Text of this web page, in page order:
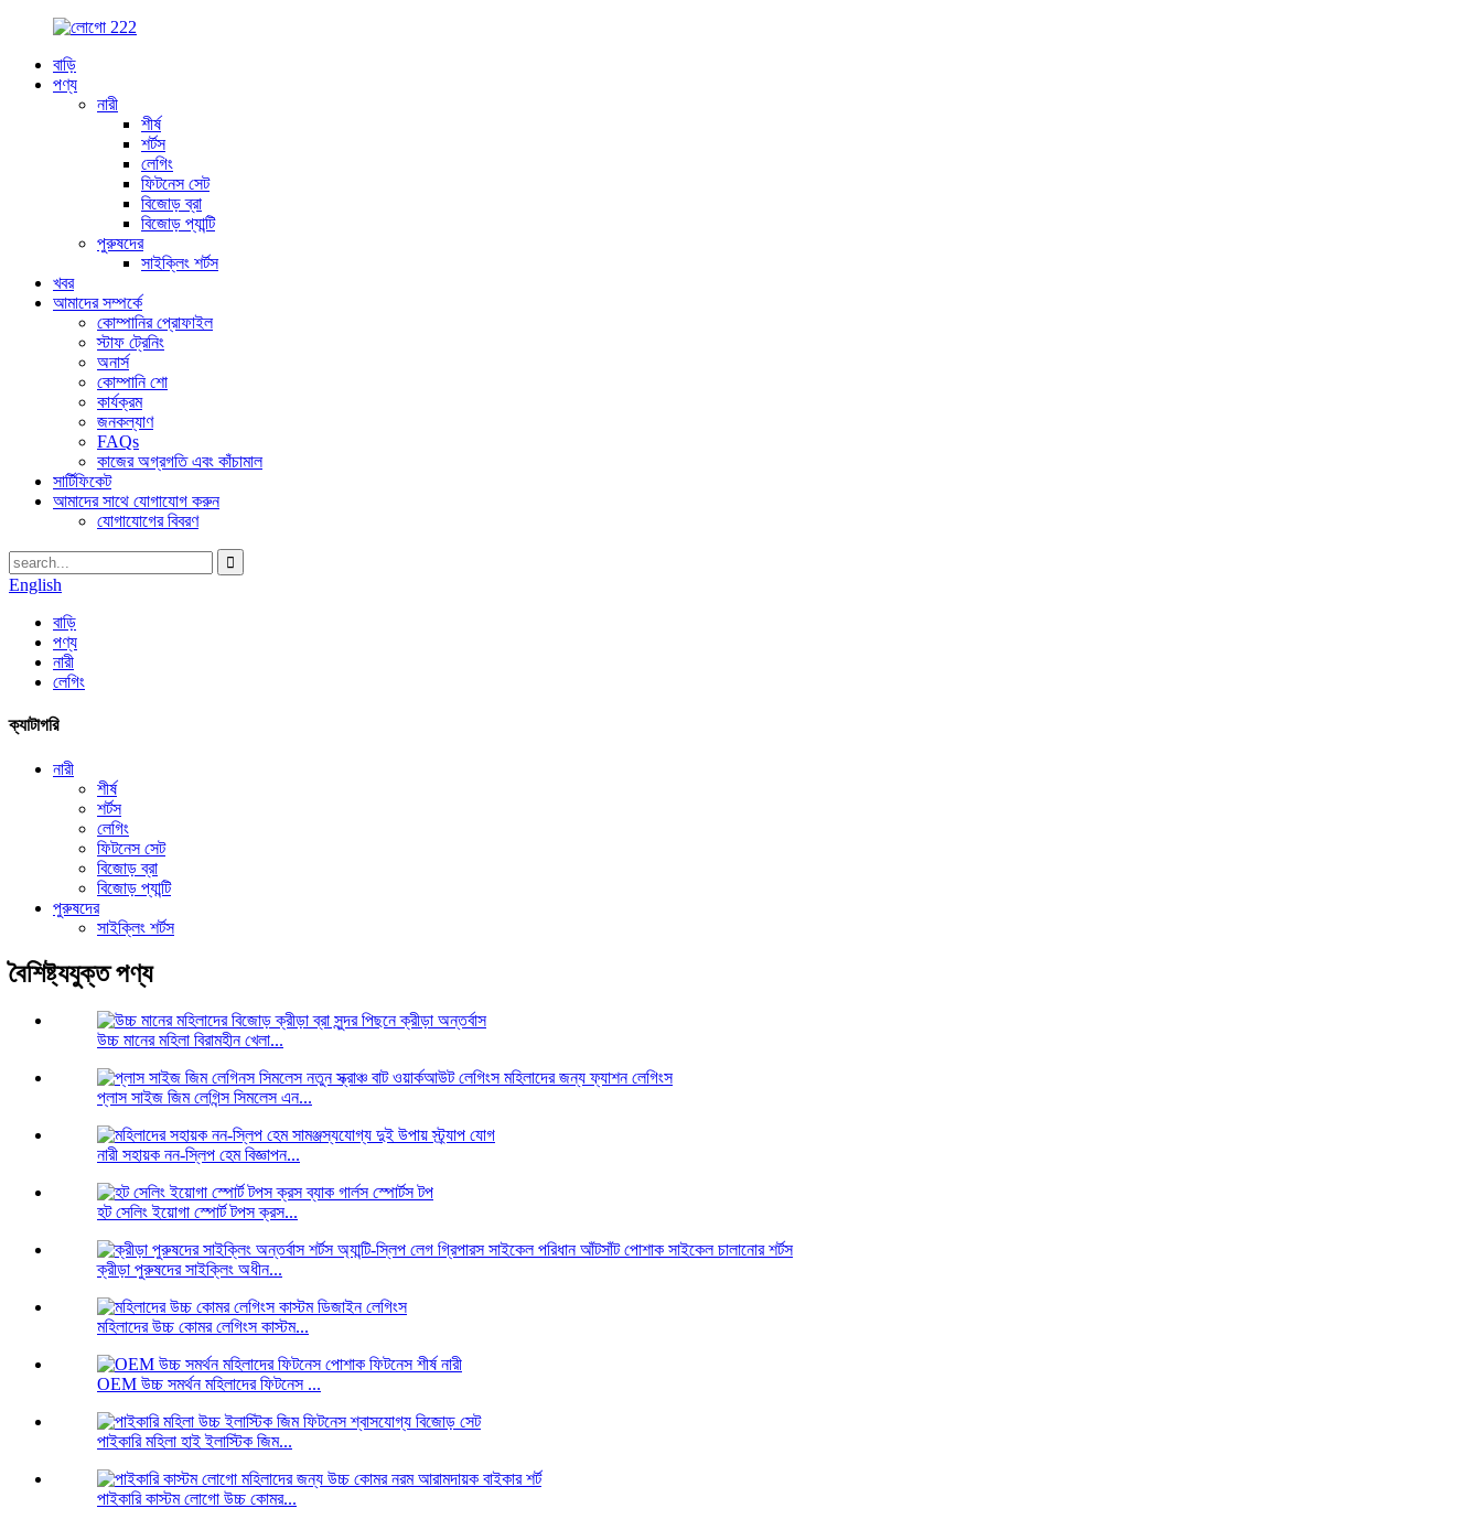
বাড়ি
পণ্য
নারী
শীর্ষ
শর্টস
লেগিং
ফিটনেস সেট
বিজোড় ব্রা
বিজোড় প্যান্টি
পুরুষদের
সাইক্লিং শর্টস
খবর
আমাদের সম্পর্কে
কোম্পানির প্রোফাইল
স্টাফ ট্রেনিং
অনার্স
কোম্পানি শো
কার্যক্রম
জনকল্যাণ
FAQs
কাজের অগ্রগতি এবং কাঁচামাল
সার্টিফিকেট
আমাদের সাথে যোগাযোগ করুন
যোগাযোগের বিবরণ
English
বাড়ি
পণ্য
নারী
লেগিং
ক্যাটাগরি
নারী
শীর্ষ
শর্টস
লেগিং
ফিটনেস সেট
বিজোড় ব্রা
বিজোড় প্যান্টি
পুরুষদের
সাইক্লিং শর্টস
বৈশিষ্ট্যযুক্ত পণ্য
উচ্চ মানের মহিলা বিরামহীন খেলা...
প্লাস সাইজ জিম লেগিন্স সিমলেস এন...
নারী সহায়ক নন-স্লিপ হেম বিজ্ঞাপন...
হট সেলিং ইয়োগা স্পোর্ট টপস ক্রস...
ক্রীড়া পুরুষদের সাইক্লিং অধীন...
মহিলাদের উচ্চ কোমর লেগিংস কাস্টম...
OEM উচ্চ সমর্থন মহিলাদের ফিটনেস ...
পাইকারি মহিলা হাই ইলাস্টিক জিম...
পাইকারি কাস্টম লোগো উচ্চ কোমর...